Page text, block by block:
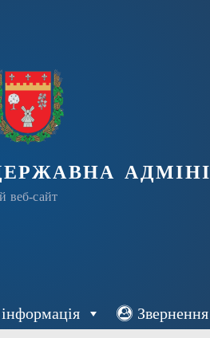
веб-сайт